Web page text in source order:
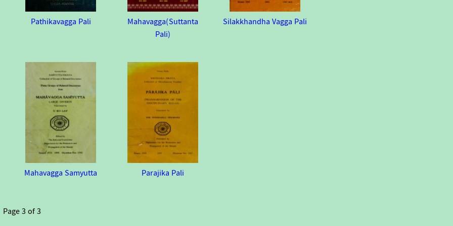
Pathikavagga Pali
Mahavagga(Suttanta
Pali)
Silakkhandha Vagga Pali
Mahavagga Samyutta Parajika Pali
Page3 of3